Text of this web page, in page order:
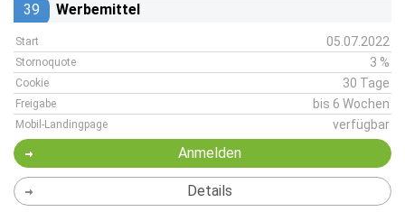
39 Werbemittel
Start 05.07.2022
Stornoquote 3 %
Cookie 30 Tage
Freigabe bis 6 Wochen
Mobil-Landingpage verfügbar
Anmelden
Details